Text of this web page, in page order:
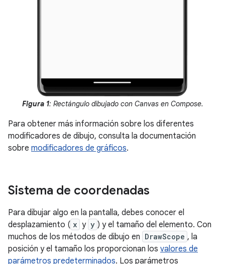
Figura 1: Rectángulo dibujado con Canvas en Compose.
Para obtener más información sobre los diferentes
modificadores de dibujo, consulta la documentación
sobre modificadores de gráficos.
Sistema de coordenadas
Para dibujar algo en la pantalla, debes conocer el
desplazamiento ( x y y ) y el tamaño del elemento. Con
muchos de los métodos de dibujo en DrawScope , la
posición y el tamaño los proporcionan los valores de
parámetros predeterminados. Los parámetros